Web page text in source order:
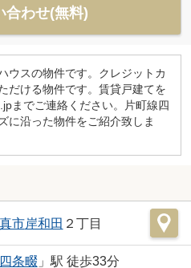
合わせ(無料)
ウスの物件です。クレジットカ
だける物件です。賃貸戸建てを
までご連絡ください。片町線四
に沿った物件をご紹介致しま
市岸和田 ２丁目
四条畷」駅 徒歩33分